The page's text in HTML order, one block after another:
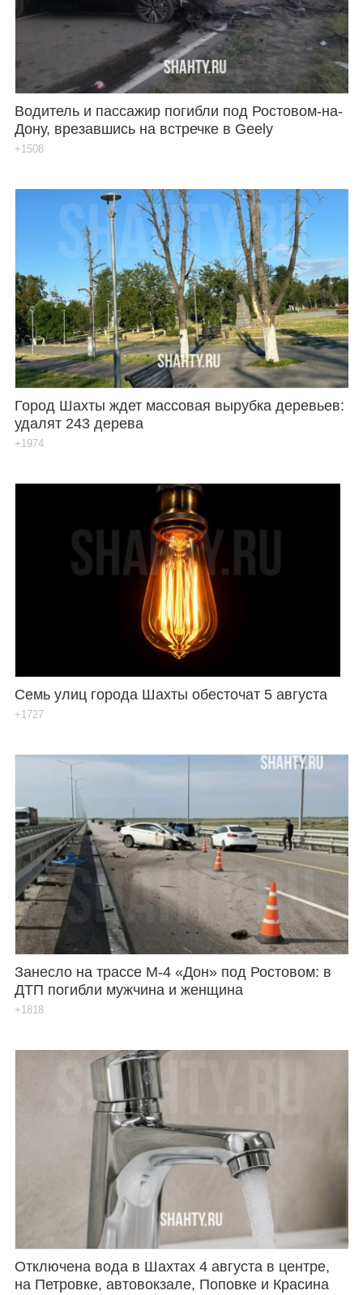
Водитель и пассажир погибли под Ростовом-на-
Дону, врезавшись на встречке в Geely
+1508
Город Шахты ждет массовая вырубка деревьев:
удалят 243 дерева
+1974
Семь улиц города Шахты обесточат 5 августа
+1727
Занесло на трассе М-4 «Дон» под Ростовом: в
ДТП погибли мужчина и женщина
+1818
Отключена вода в Шахтах 4 августа в центре,
на Петровке, автовокзале, Поповке и Красина